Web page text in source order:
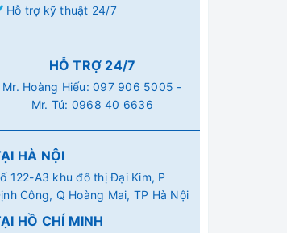
Hỗ trợ kỹ thuật 24/7
HỖ TRỢ 24/7
Mr. Hoàng Hiếu:097 906 5005 -
Mr. Tú: 0968 40 6636
HÀ NỘI
122-A3 khu đô thị Đại Kim, P
Công, Q Hoàng Mai, TP Hà Nội
HỒ CHÍ MINH